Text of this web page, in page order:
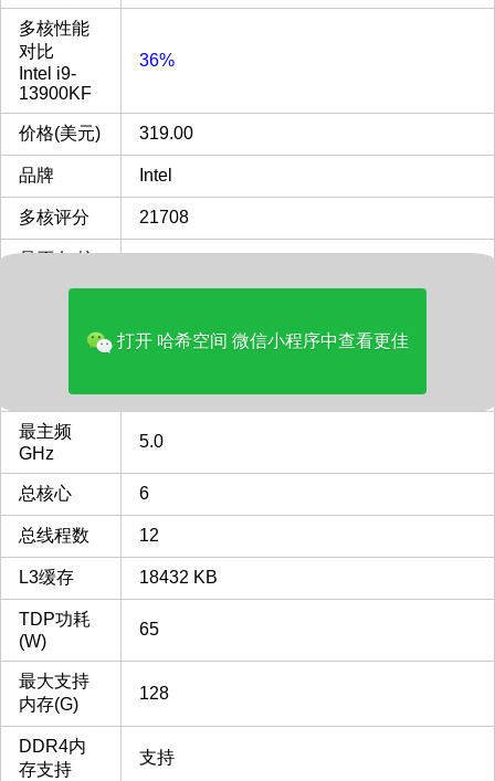
多核性能
对比
Intel i9-
13900KF
36%
价格(美元) 319.00
品牌 Intel
多核评分 21708
是否有 核
列表
最主频
GHz
5.0
总核心 6
总线程数 12
L3缓存 18432 KB
TDP功耗
(W)
65
最大支持
内存(G)
128
DDR4内
存支持
支持
打开 哈希空间 微信小程序中查看更佳